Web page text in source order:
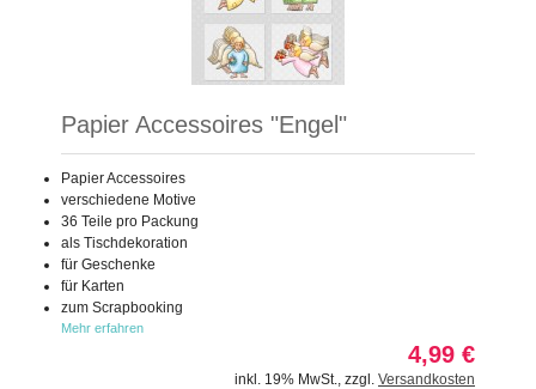
Papier Accessoires "Engel"
Papier Accessoires
verschiedene Motive
36 Teile pro Packung
als Tischdekoration
für Geschenke
für Karten
zum Scrapbooking
Mehr erfahren
4,99 €
inkl. 19% MwSt. zzgl. Versandkosten